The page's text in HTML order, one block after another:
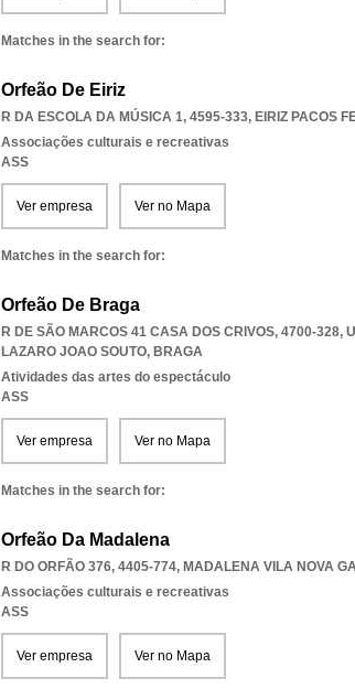
Matches in the search for:
Orfeão De Eiriz
R DA ESCOLA DA MÚSICA 1, 4595-333, EIRIZ PACOS
Associações culturais e recreativas
ASS
Ver empresa Ver no Mapa
Matches in the search for:
Orfeão De Braga
R DE SÃO MARCOS 41 CASA DOS CRIVOS, 4700-328,
LAZARO JOAO SOUTO, BRAGA
Atividades das artes do espectáculo
ASS
Ver empresa Ver no Mapa
Matches in the search for:
Orfeão Da Madalena
R DO ORFÃO 376, 4405-774, MADALENA VILA NOVA
Associações culturais e recreativas
ASS
Ver empresa Ver no Mapa